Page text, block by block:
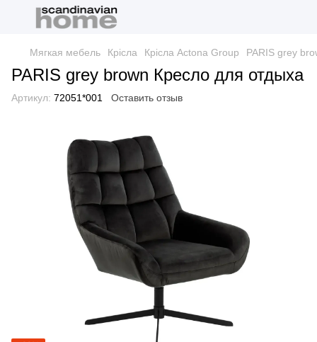
Мягкая мебель Крісла Крісла Actona Group PARIS grey
PARIS grey brown Кресло для отдыха
Артикул: 72051*001 Оставить отзыв